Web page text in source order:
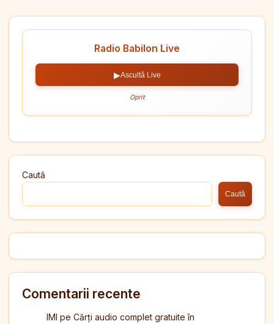
Radio Babilon Live
▶Ascultă Live
Oprit
Caută
Caută
Comentarii recente
IMI pe Cărți audio complet gratuite în